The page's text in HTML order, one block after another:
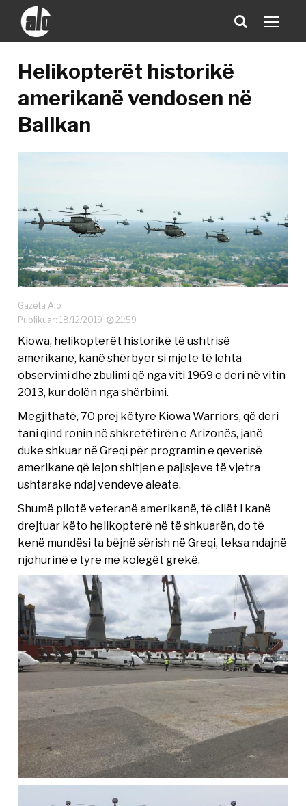
Helikopterët historikë
amerikanë vendosen në
Ballkan
Gazeta Alo
Publikuar: 18/12/2019
21:59
Kiowa, helikopterët historikë të ushtrisë
amerikane, kanë shërbyer si mjete të lehta
observimi dhe zbulimi që nga viti 1969 e deri në vitin
2013, kur dolën nga shërbimi.
Megjithatë, 70 prej këtyre Kiowa Warriors, që deri
tani qind ronin në shkretëtirën e Arizonës, janë
duke shkuar në Greqi për programin e qeverisë
amerikane që lejon shitjen e pajisjeve të vjetra
ushtarake ndaj vendeve aleate.
Shumë pilotë veteranë amerikanë, të cilët i kanë
drejtuar këto helikopterë në të shkuarën, do të
kenë mundësi ta bëjnë sërish në Greqi, teksa ndajnë
njohurinë e tyre me kolegët grekë.